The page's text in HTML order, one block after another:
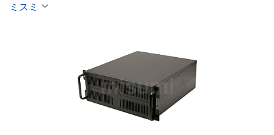
ミスミ